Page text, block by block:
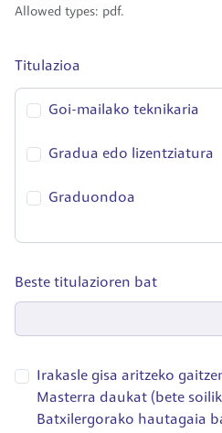
Allowed types: pdf.
Titulazioa
Goi-mailako teknikaria
Gradua edo lizentziatura
Graduondoa
Beste titulazioren bat
Irakasle gisa aritzeko
Masterra daukat (bete
Batxilergorako hautagaia